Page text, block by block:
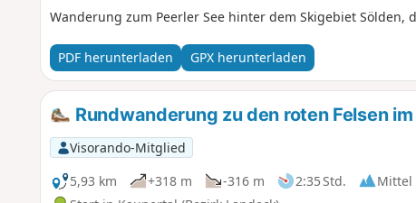
Wanderung zum Peerler See hinter dem Skigebiet
PDF herunterladen GPX herunterladen
Rundwanderung zu den roten Felsen
Visorando-Mitglied
5,93 km
+318 m -316 m 2:35 Std.
Mittel